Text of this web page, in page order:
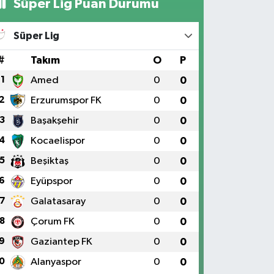
Süper Lig Puan Durumu
Süper Lig
Takım O P
1 Amed 0 0
Erzurumspor FK 0 0
3 Başakşehir 0 0
Kocaelispor 0 0
5 Beşiktaş 0 0
Eyüpspor 0 0
7 Galatasaray 0 0
8 Çorum FK 0 0
Gaziantep FK 0 0
Alanyaspor 0 0